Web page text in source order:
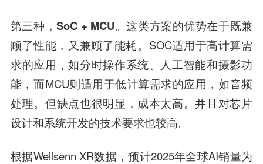
第三种，SoC + MCU。这类方案的优势在于既兼
顾了性能，又兼顾了能耗。SOC适用于高计算需
求的应用，如分时操作系统、人工智能和摄影功
能，而MCU则适用于低计算需求的应用，如音频
处理。但缺点也很明显，成本太高。并且对芯片
设计和系统开发的技术要求也较高。
根据Wellsenn XR数据，预计2025年全球AI销量为